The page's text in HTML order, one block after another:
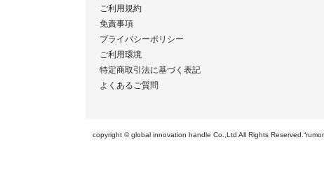
ご利用規約
免責事項
プライバシーポリシー
ご利用環境
特定商取引法に基づく表記
よくあるご質問
copyright © global innovation handle Co.,Ltd All Rights